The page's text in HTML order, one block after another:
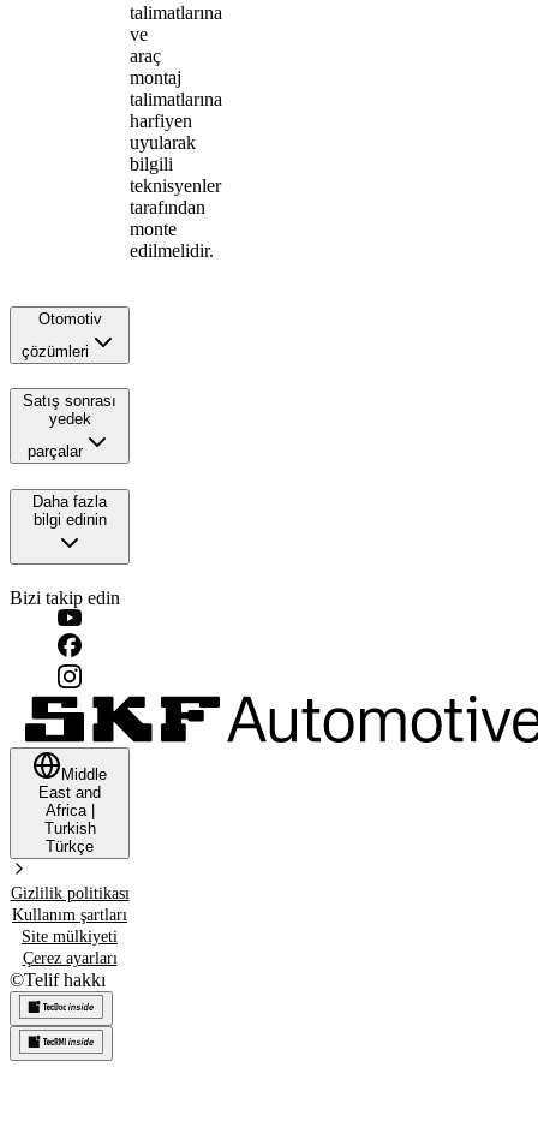
talimatlarına
ve
araç
montaj
talimatlarına
harfiyen
uyularak
bilgili
teknisyenler
tarafından
monte
edilmelidir.
Otomotiv
çözümleri
Satış sonrası
yedek
parçalar
Daha fazla
bilgi edinin
Bizi takip edin
Middle
East and
Africa|
Turkish
Türkçe
Gizlilik politikası
Kullanım şartları
Site mülkiyeti
Çerez ayarları
©Telif hakkı